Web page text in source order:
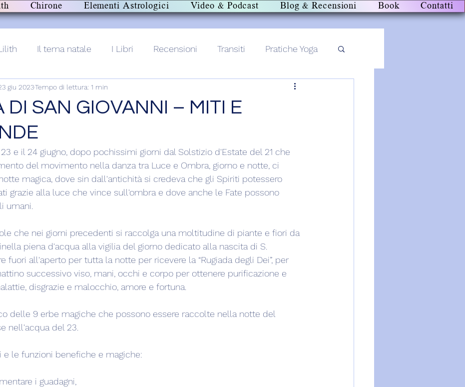
Chirone Elementi Astrologici Video & Podcast Blog & Recensioni Book Contatti
Il tema natale I Libri Recensioni Transiti Pratiche Yoga
Lilith+
DI SAN GIOVANNI – MITI E
giu 2023Tempo di lettura: 1 min
e il 24 giugno, dopo pochissimi giorni dal Solstizio d'Estate del 21 che
del movimento nella danza tra Luce e Ombra, giorno e notte, ci
magica, dove sin dall'antichità si credeva che gli Spiriti potessero
grazie alla luce che vince sull'ombra e dove anche le Fate possono
umani.
che nei giorni precedenti si raccolga una moltitudine di piante e fiori da
piena d'acqua alla vigilia del giorno dedicato alla nascita di S.
fuori all'aperto per tutta la notte per ricevere la “Rugiada degli Dei”, per
successivo viso, mani, occhi e corpo per ottenere purificazione e
disgrazie e malocchio, amore e fortuna.
delle 9 erbe magiche che possono essere raccolte nella notte del
nell'acqua del 23.
e le funzioni benefiche e magiche:
i guadagni,